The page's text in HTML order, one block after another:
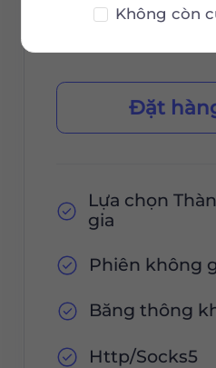
Đặt
Lựa chọn
gia
Phiên không
Băng thông
Http/Socks5
Không còn